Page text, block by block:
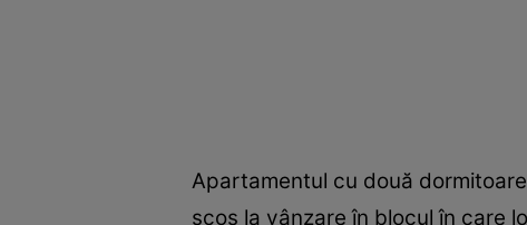
Apartamentul cu două
scos la vânzare în blocul în care